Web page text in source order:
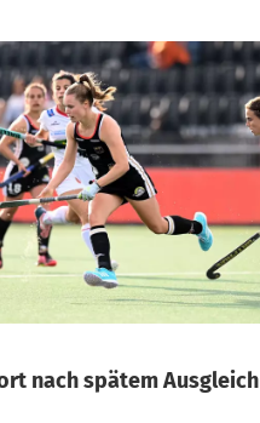
nach spätem Ausgleich